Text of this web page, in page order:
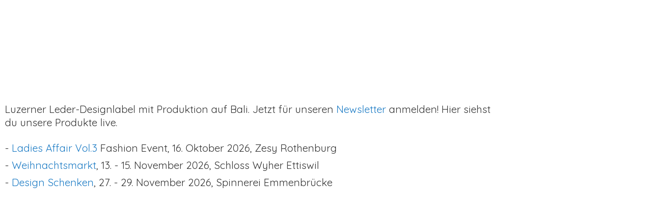
Luzerner Leder-Designlabel mit Produktion auf Bali. Jetzt für unseren Newsletter anmelden! Hier siehst
du unsere Produkte live.
- Ladies Affair Vol.3 Fashion Event, 16. Oktober 2026, Zesy Rothenburg
- Weihnachtsmarkt , 13. - 15. November 2026, Schloss Wyher Ettiswil
- Design Schenken, 27. - 29. November 2026, Spinnerei Emmenbrücke